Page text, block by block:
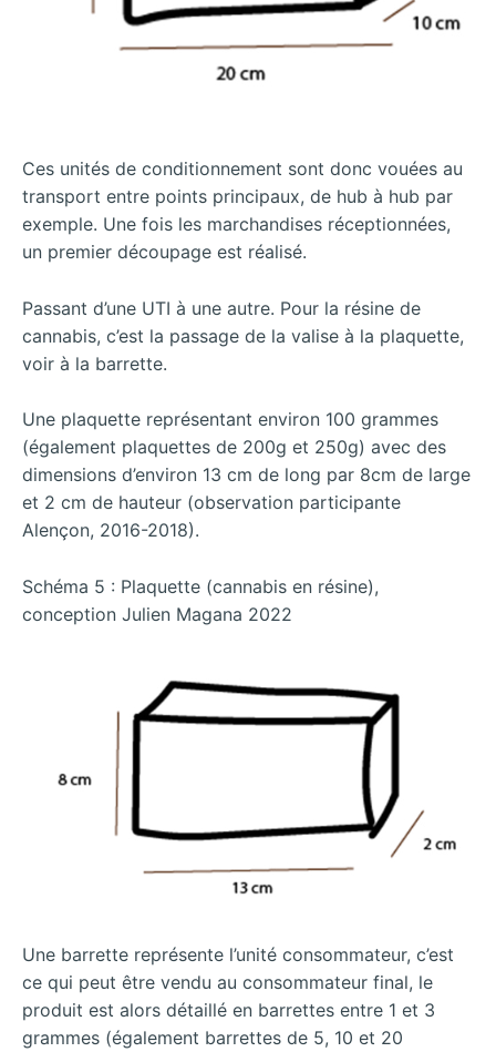
Ces unités de conditionnement sont donc vouées au
transport entre points principaux, de hub à hub par
exemple. Une fois les marchandises réceptionnées,
un premier découpage est réalisé.
Passant d’une UTI à une autre. Pour la résine de
cannabis, c’est la passage de la valise à la plaquette,
voir à la barrette.
Une plaquette représentant environ 100 grammes
(également plaquettes de 200g et 250g) avec des
dimensions d’environ 13 cm de long par 8cm de large
et 2 cm de hauteur (observation participante
Alençon, 2016-2018).
Schéma 5 : Plaquette (cannabis en résine),
conception Julien Magana 2022
Une barrette représente l’unité consommateur, c’est
ce qui peut être vendu au consommateur final, le
produit est alors détaillé en barrettes entre 1 et 3
grammes (également barrettes de 5, 10 et 20